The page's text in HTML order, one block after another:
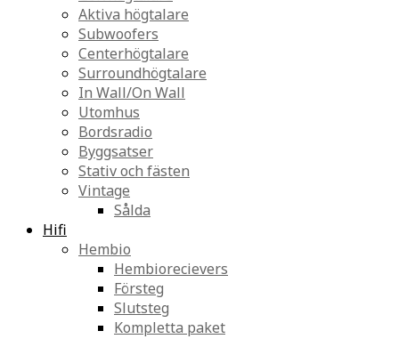
Aktiva högtalare
Subwoofers
Centerhögtalare
Surroundhögtalare
In Wall/On Wall
Utomhus
Bordsradio
Byggsatser
Stativ och fästen
Vintage
Sålda
Hifi
Hembio
Hembiorecievers
Försteg
Slutsteg
Kompletta paket